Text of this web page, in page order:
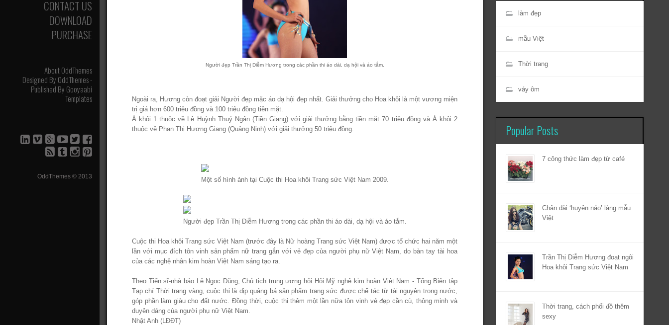
CONTACT US
DOWNLOAD
PURCHASE
About OddThemes
Designed By OddThemes-
Published By Gooyaabi
Templates
OddThemes © 2013
Người đẹp Trần Thị Diễm Hương trong các phần thi áo dài, dạ hội và áo tắm.
Ngoài ra, Hương còn đoạt giải Người đẹp mặc áo dạ hội đẹp nhất. Giải thưởng cho Hoa khôi là một vương miện
trị giá hơn 600 triệu đồng và 100 triệu đồng tiền mặt.
Á khôi 1 thuộc về Lê Huỳnh Thuý Ngân (Tiền Giang) với giải thưởng bằng tiền mặt 70 triệu đồng và Á khôi 2
thuộc về Phan Thị Hương Giang (Quảng Ninh) với giải thưởng 50 triệu đồng.
Một số hình ảnh tại Cuộc thi Hoa khôi Trang sức Việt Nam 2009.
Người đẹp Trần Thị Diễm Hương trong các phần thi áo dài, dạ hội và áo tắm.
Cuộc thi Hoa khôi Trang sức Việt Nam (trước đây là Nữ hoàng Trang sức Việt Nam) được tổ chức hai năm một
lần với mục đích tôn vinh sản phẩm nữ trang gắn với vẻ đẹp của người phụ nữ Việt Nam, do bàn tay tài hoa
của các nghệ nhân kim hoàn Việt Nam sáng tạo ra.
Theo Tiến sĩ-nhà báo Lê Ngọc Dũng, Chủ tịch trung ương hội Hội Mỹ nghệ kim hoàn Việt Nam - Tổng Biên tập
Tạp chí Thời trang vàng, cuộc thi là dịp quảng bá sản phẩm trang sức được chế tác từ tài nguyên trong nước,
góp phần làm giàu cho đất nước. Đồng thời, cuộc thi thêm một lần nữa tôn vinh vẻ đẹp cần cù, thông minh và
duyên dáng của người phụ nữ Việt Nam.
Nhật Anh (LĐĐT)
làm đẹp
mẫu Việt
Thời trang
váy ôm
Popular Posts
7 công thức làm đẹp từ café
Chân dài ‘huyên náo’ làng mẫu
Việt
Trần Thị Diễm Hương đoạt ngôi
Hoa khôi Trang sức Việt Nam
Thời trang, cách phối đồ thêm
sexy